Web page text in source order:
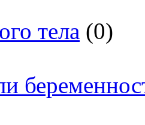
тела (0)